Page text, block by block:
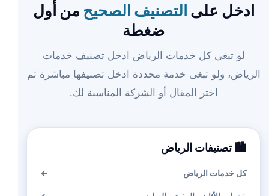
ادخل على التصنيف الصحيح من أول
ضغطة
لو تبغى كل خدمات الرياض ادخل تصنيف خدمات
الرياض، ولو تبغى خدمة محددة ادخل تصنيفها مباشرة ثم
اختر المقال أو الشركة المناسبة لك.
🏙️ تصنيفات الرياض
كل خدمات الرياض ←